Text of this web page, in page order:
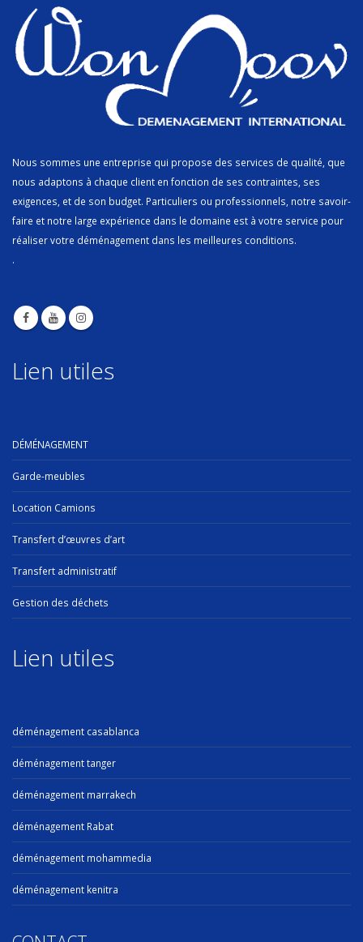
Nous sommes une entreprise qui propose des services de qualité, que
nous adaptons à chaque client en fonction de ses contraintes, ses
exigences, et de son budget. Particuliers ou professionnels, notre savoir-
faire et notre large expérience dans le domaine est à votre service pour
réaliser votre déménagement dans les meilleures conditions.
.
Lien utiles
DÉMÉNAGEMENT
Garde-meubles
Location Camions
Transfert d’œuvres d’art
Transfert administratif
Gestion des déchets
Lien utiles
déménagement casablanca
déménagement tanger
déménagement marrakech
déménagement Rabat
déménagement mohammedia
déménagement kenitra